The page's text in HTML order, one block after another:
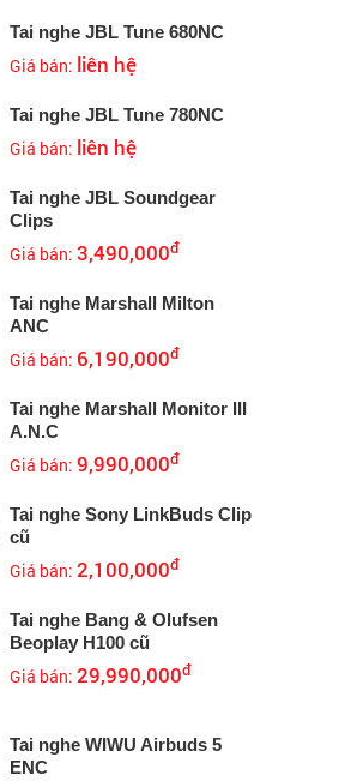
Tai nghe JBL Tune 680NC
Giá bán: liên hệ
Tai nghe JBL Tune 780NC
Giá bán: liên hệ
Tai nghe JBL Soundgear
Clips
Giá bán:3,490,000đ
Tai nghe Marshall Milton
ANC
Giá bán: 6,190,000đ
Tai nghe Marshall Monitor III
A.N.C
Giá bán:9,990,000đ
Tai nghe Sony LinkBuds Clip
cũ
Giá bán:2,100,000đ
Tai nghe Bang & Olufsen
Beoplay H100 cũ
Giá bán:29,990,000đ
Tai nghe WIWU Airbuds 5
ENC